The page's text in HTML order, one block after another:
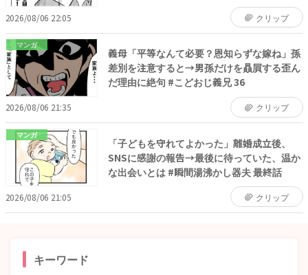
2026/08/06 22:05 クリップ
マンガ
義母「平等なんて必要？恩知らずな嫁ね」孫
差別を注意すると→男孫だけを贔屓する歪ん
だ理由に絶句 #こどおじ義兄 36
2026/08/06 21:35 クリップ
マンガ
「子どもを守れてよかった」離婚成立後、
SNSに感謝の報告→最後に待っていた、温か
な出会いとは #瞬間湯沸かし器夫 最終話
2026/08/06 21:05 クリップ
キーワード